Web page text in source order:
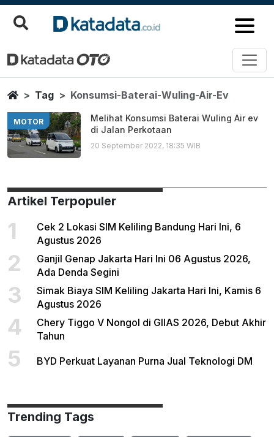
Konsumsi Baterai Wuling Air Ev
Berita Terbaru
HomeTag Konsumsi-Baterai-Wuling-Air-Ev
MOTOR
Melihat Konsumsi Baterai Wuling Air ev
di Jalan Perkotaan
20 September 2022, 18:35 WIB
Artikel Terpopuler
1
Cek 2 Lokasi SIM Keliling Bandung Hari Ini, 6
Agustus 2026
2
Ganjil Genap Jakarta Hari Ini 06 Agustus 2026,
Ada Denda Segini
3
Simak Biaya SIM Keliling Jakarta Hari Ini, Kamis 6
Agustus 2026
4
Chery Tiggo V Nongol di GIIAS 2026, Debut Akhir
Tahun
5 BYD Perkuat Layanan Purna Jual Teknologi DM
Trending Tags